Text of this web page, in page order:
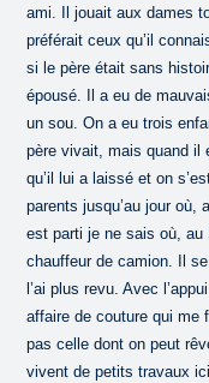
ami. Il jouait aux dames
préférait ceux qu’il
si le père était sans
épousé. Il a eu de
un sou. On a eu trois
père vivait, mais quand il
qu’il lui a laissé et on
parents jusqu’au jour où,
est parti je ne sais où,
chauffeur de camion. Il
l’ai plus revu. Avec
affaire de couture qui me
pas celle dont on peut
vivent de petits travaux